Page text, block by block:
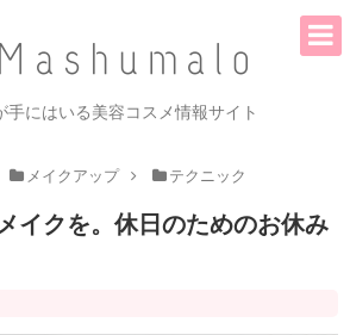
手にはいる美容コスメ情報サイト
メイクアップ テクニック
イクを。休日のためのお休み